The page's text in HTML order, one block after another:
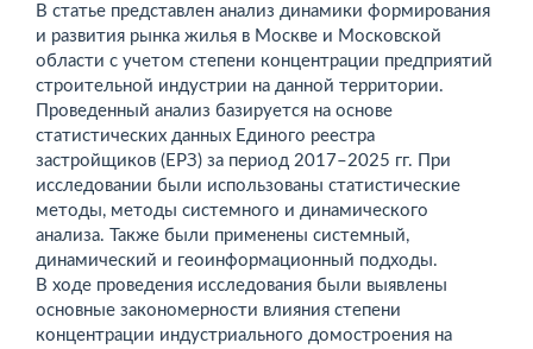
В статье представлен анализ динамики формирования
и развития рынка жилья в Москве и Московской
области с учетом степени концентрации предприятий
строительной индустрии на данной территории.
Проведенный анализ базируется на основе
статистических данных Единого реестра
застройщиков (ЕРЗ) за период 2017–2025 гг. При
исследовании были использованы статистические
методы, методы системного и динамического
анализа. Также были применены системный,
динамический и геоинформационный подходы.
В ходе проведения исследования были выявлены
основные закономерности влияния степени
концентрации индустриального домостроения на